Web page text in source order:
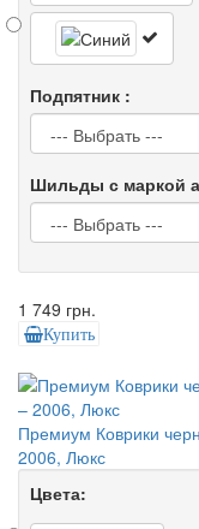
Подпятник :
Шильды с маркой
1 749 грн.
Купить
Премиум Коврики
2006, Люкс
Цвета: